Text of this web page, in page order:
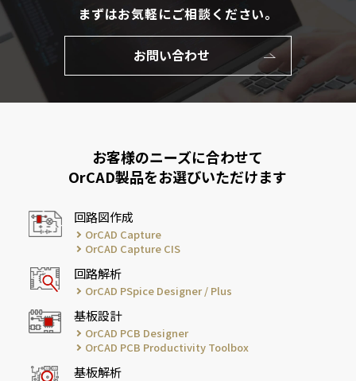
まずはお気軽にご相談ください。
お問い合わせ
お客様のニーズに合わせて
OrCAD製品をお選びいただけます
回路図作成
OrCAD Capture
OrCAD Capture CIS
回路解析
OrCAD PSpice Designer / Plus
基板設計
OrCAD PCB Designer
OrCAD PCB Productivity Toolbox
基板解析